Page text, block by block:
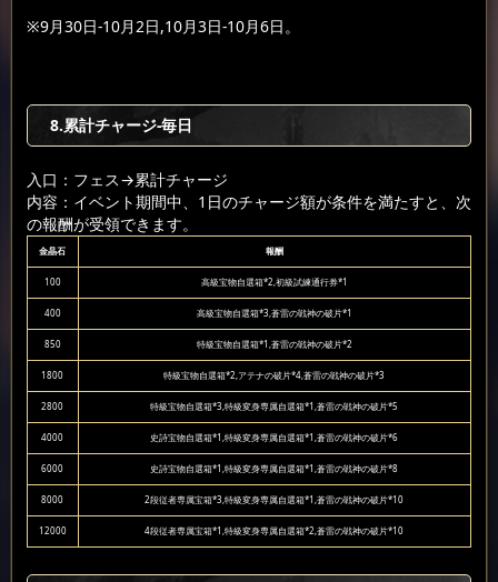
※9月30日-10月2日,10月3日-10月6日。
8.累計チャージ-毎日
入口：フェス→累計チャージ
内容：イベント期間中、1日のチャージ額が条件を満たすと、次
の報酬が受領できます。
金晶石 報酬
100 高級宝物自選箱*2,初級試練通行券*1
400 高級宝物自選箱*3,蒼雷の戦神の破片*1
850 特級宝物自選箱*1,蒼雷の戦神の破片*2
1800 特級宝物自選箱*2,アテナの破片*4,蒼雷の戦神の破片*3
2800 特級宝物自選箱*3,特級変身専属自選箱*1,蒼雷の戦神の破片*5
4000 史詩宝物自選箱*1,特級変身専属自選箱*1,蒼雷の戦神の破片*6
6000 史詩宝物自選箱*1,特級変身専属自選箱*1,蒼雷の戦神の破片*8
8000 2段従者専属宝箱*3,特級変身専属自選箱*1,蒼雷の戦神の破片*10
12000 4段従者専属宝箱*1,特級変身専属自選箱*2,蒼雷の戦神の破片*10